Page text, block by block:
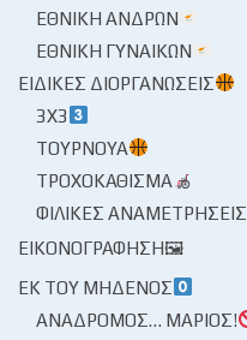
ΕΘΝΙΚΉ ΑΝΔΡΏΝ
ΕΘΝΙΚΉ ΓΥΝΑΙΚΏΝ
ΕΙΔΙΚΈΣ ΔΙΟΡΓΑΝΏΣΕΙΣ
3X3
ΤΟΥΡΝΟΥΆ
ΤΡΟΧΟΚΆΘΙΣΜΑ
ΦΙΛΙΚΈΣ ΑΝΑΜΕΤΡΉΣΕΙΣ
ΕΙΚΟΝΟΓΡΆΦΗΣΗ🖼
ΕΚ ΤΟΥ ΜΗΔΕΝΌΣ
ΑΝΆΔΡΟΜΟΣ… ΜΆΡΙΟΣ!